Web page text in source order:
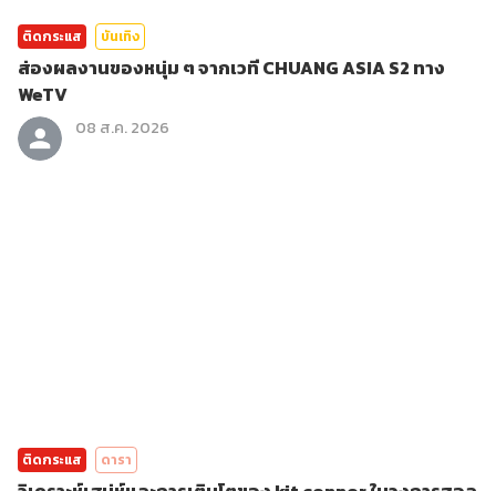
ติดกระแส บันเทิง
ส่องผลงานของหนุ่ม ๆ จากเวที CHUANG ASIA S2 ทาง
WeTV
08 ส.ค. 2026
ติดกระแส ดารา